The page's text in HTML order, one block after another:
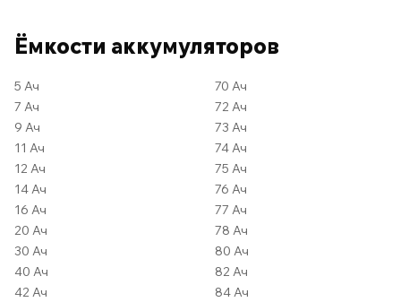
Ёмкости аккумуляторов
5 Ач
7 Ач
9 Ач
11 Ач
12 Ач
14 Ач
16 Ач
20 Ач
30 Ач
40 Ач
42 Ач
70 Ач
72 Ач
73 Ач
74 Ач
75 Ач
76 Ач
77 Ач
78 Ач
80 Ач
82 Ач
84 Ач